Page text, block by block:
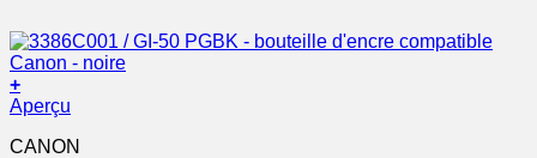
+
Aperçu
CANON